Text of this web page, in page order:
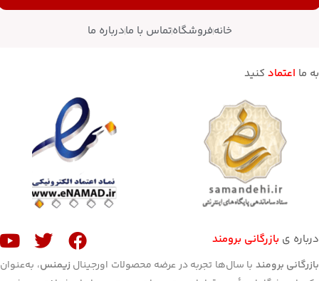
خانهفروشگاهتماس با مادرباره ما
درباره ی بازرگانی برومند
بازرگانی برومند با سال‌ها تجربه در عرضه محصولات اورجینال زیمنس، به‌عنوان
به ما اعتماد کنید